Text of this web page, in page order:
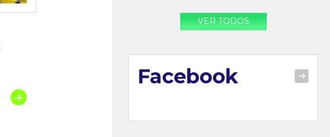
+
VER TODOS
Facebook